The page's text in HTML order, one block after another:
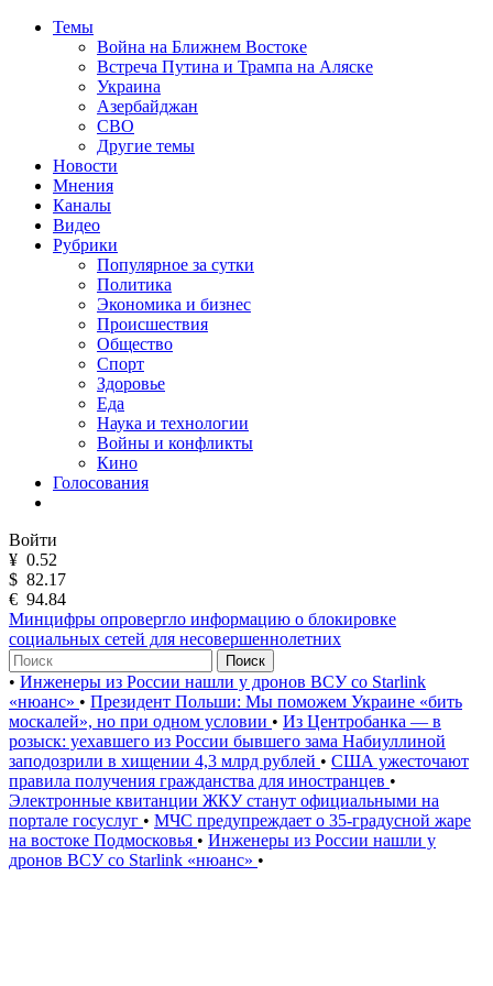
Темы
Война на Ближнем Востоке
Встреча Путина и Трампа на Аляске
Украина
Азербайджан
СВО
Другие темы
Новости
Мнения
Каналы
Видео
Рубрики
Популярное за сутки
Политика
Экономика и бизнес
Происшествия
Общество
Спорт
Здоровье
Еда
Наука и технологии
Войны и конфликты
Кино
Голосования
Войти
¥ 0.52
$ 82.17
€ 94.84
Минцифры опровергло информацию о блокировке
социальных сетей для несовершеннолетних
Поиск
• Инженеры из России нашли у дронов ВСУ со Starlink
«нюанс» • Президент Польши: Мы поможем Украине «бить
москалей», но при одном условии • Из Центробанка — в
розыск: уехавшего из России бывшего зама Набиуллиной
заподозрили в хищении 4,3 млрд рублей • США ужесточают
правила получения гражданства для иностранцев •
Электронные квитанции ЖКУ станут официальными на
портале госуслуг • МЧС предупреждает о 35-градусной жаре
на востоке Подмосковья • Инженеры из России нашли у
дронов ВСУ со Starlink «нюанс» •